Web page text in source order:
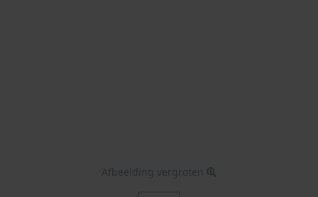
Afbeelding vergroten